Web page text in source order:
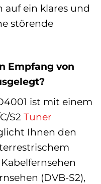
auf ein klares und
störende
Empfang von
ist mit einem
S2 Tuner
Ihnen den
Kabelfernsehen
(DVB-S2),